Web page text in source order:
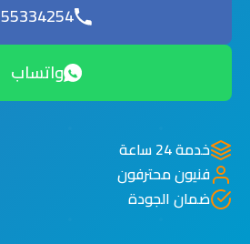
55334254
واتساب
خدمة 24 ساعة
فنيون محترفون
ضمان الجودة